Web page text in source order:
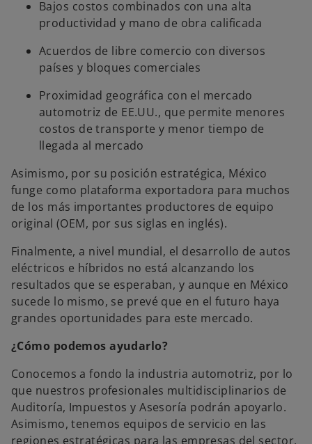
Bajos costos combinados con una alta
productividad y mano de obra calificada
Acuerdos de libre comercio con diversos
países y bloques comerciales
Proximidad geográfica con el mercado
automotriz de EE.UU., que permite menores
costos de transporte y menor tiempo de
llegada al mercado
Asimismo, por su posición estratégica, México
funge como plataforma exportadora para muchos
de los más importantes productores de equipo
original (OEM, por sus siglas en inglés).
Finalmente, a nivel mundial, el desarrollo de autos
eléctricos e híbridos no está alcanzando los
resultados que se esperaban, y aunque en México
sucede lo mismo, se prevé que en el futuro haya
grandes oportunidades para este mercado.
¿Cómo podemos ayudarlo?
Conocemos a fondo la industria automotriz, por lo
que nuestros profesionales multidisciplinarios de
Auditoría, Impuestos y Asesoría podrán apoyarlo.
Asimismo, tenemos equipos de servicio en las
regiones estratégicas para las empresas del sector,